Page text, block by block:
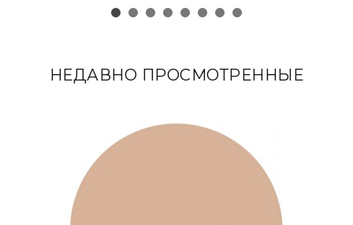
НЕДАВНО ПРОСМОТРЕННЫЕ